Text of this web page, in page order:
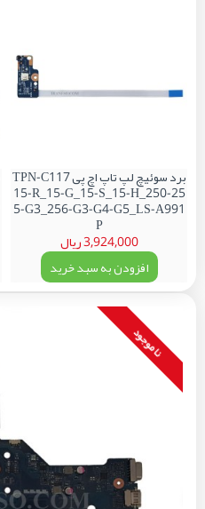
برد سوئیچ لپ تاپ اچ پی TPN-C117
15-R_15-G_15-S_15-H_250-25
5-G3_256-G3-G4-G5_LS-A991
P
3,924,000 ریال
افزودن به سبد خرید
نا موجود